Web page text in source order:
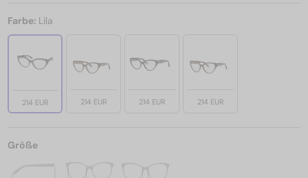
Farbe: Lila
214 EUR 214 EUR 214 EUR 214 EUR
Größe